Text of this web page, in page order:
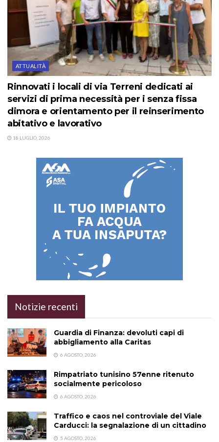
ATTUALITÀ
Rinnovati i locali di via Terreni dedicati ai
servizi di prima necessità per i senza fissa
dimora e orientamento per il reinserimento
abitativo e lavorativo
18 LUGLIO, 2026
Notizie recenti
Guardia di Finanza: devoluti capi di
abbigliamento alla Caritas
6 AGOSTO, 2026
Rimpatriato tunisino 57enne ritenuto
socialmente pericoloso
6 AGOSTO, 2026
Traffico e caos nel controviale del Viale
Carducci: la segnalazione di un cittadino
5 AGOSTO, 2026